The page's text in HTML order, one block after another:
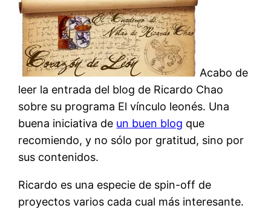
Acabo de
leer la entrada del blog de Ricardo Chao
sobre su programa El vínculo leonés. Una
buena iniciativa de un buen blog que
recomiendo, y no sólo por gratitud, sino por
sus contenidos.
Ricardo es una especie de spin-off de
proyectos varios cada cual más interesante.